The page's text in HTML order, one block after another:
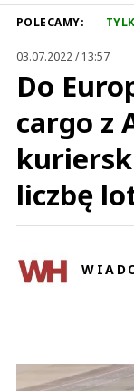
POLECAMY:
03.07.2022 / 13:57
Do
cargo z
liczbę